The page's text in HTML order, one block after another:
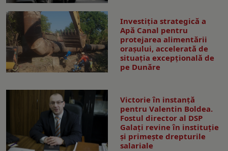
Investiția strategică a
Apă Canal pentru
protejarea alimentării
orașului, accelerată de
situația excepțională de
pe Dunăre
Victorie în instanță
pentru Valentin Boldea.
Fostul director al DSP
Galați revine în instituție
și primește drepturile
salariale